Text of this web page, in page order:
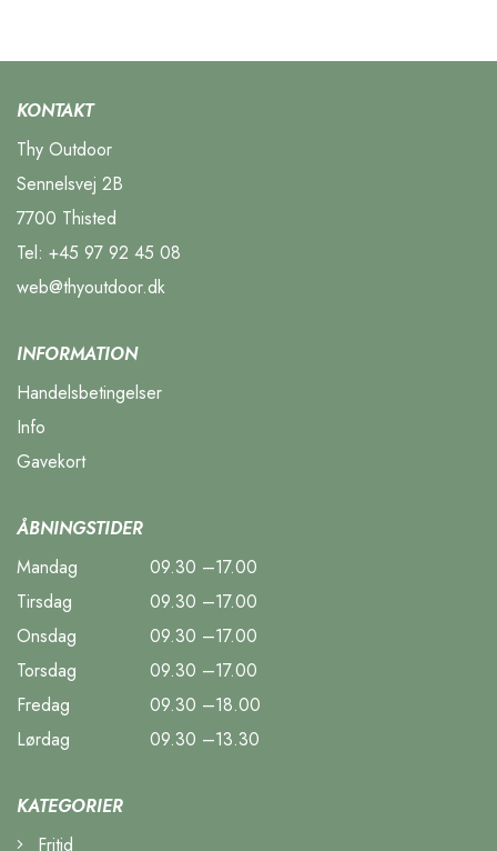
KONTAKT
Thy Outdoor
Sennelsvej 2B
7700 Thisted
Tel: +45 97 92 45 08
web@thyoutdoor.dk
INFORMATION
Handelsbetingelser
Info
Gavekort
ÅBNINGSTIDER
Mandag
09.30 –17.00
Tirsdag
09.30 –17.00
Onsdag
09.30 –17.00
Torsdag
09.30 –17.00
Fredag
09.30 –18.00
Lørdag
09.30 –13.30
KATEGORIER
Fritid